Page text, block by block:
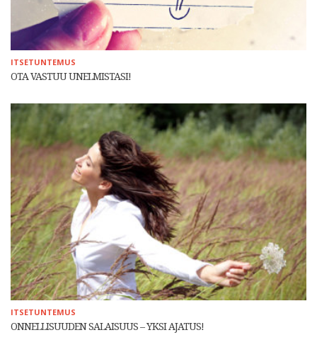
ITSETUNTEMUS
OTA VASTUU UNELMISTASI!
ITSETUNTEMUS
ONNELLISUUDEN SALAISUUS – YKSI AJATUS!